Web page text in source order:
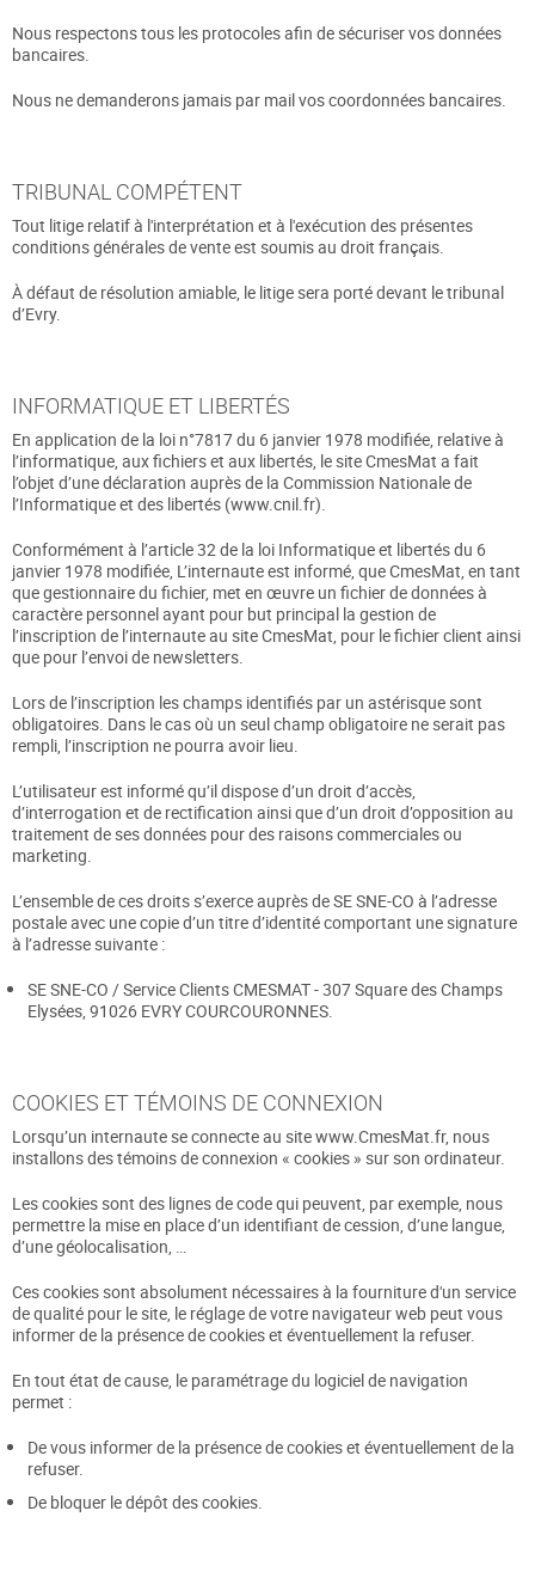
Nous respectons tous les protocoles afin de sécuriser vos données
bancaires.
Nous ne demanderons jamais par mail vos coordonnées bancaires.
TRIBUNAL COMPÉTENT
Tout litige relatif à l'interprétation et à l'exécution des présentes
conditions générales de vente est soumis au droit français.
À défaut de résolution amiable, le litige sera porté devant le tribunal
d’Evry.
INFORMATIQUE ET LIBERTÉS
En application de la loi n°7817 du 6 janvier 1978 modifiée, relative à
l’informatique, aux fichiers et aux libertés, le site CmesMat a fait
l’objet d’une déclaration auprès de la Commission Nationale de
l’Informatique et des libertés (www.cnil.fr).
Conformément à l’article 32 de la loi Informatique et libertés du 6
janvier 1978 modifiée, L’internaute est informé, que CmesMat, en tant
que gestionnaire du fichier, met en œuvre un fichier de données à
caractère personnel ayant pour but principal la gestion de
l’inscription de l’internaute au site CmesMat, pour le fichier client ainsi
que pour l’envoi de newsletters.
Lors de l’inscription les champs identifiés par un astérisque sont
obligatoires. Dans le cas où un seul champ obligatoire ne serait pas
rempli, l’inscription ne pourra avoir lieu.
L’utilisateur est informé qu’il dispose d’un droit d’accès,
d’interrogation et de rectification ainsi que d’un droit d’opposition au
traitement de ses données pour des raisons commerciales ou
marketing.
L’ensemble de ces droits s’exerce auprès de SE SNE-CO à l’adresse
postale avec une copie d’un titre d’identité comportant une signature
à l’adresse suivante :
SE SNE-CO / Service Clients CMESMAT - 307 Square des Champs
Elysées, 91026 EVRY COURCOURONNES.
COOKIES ET TÉMOINS DE CONNEXION
Lorsqu’un internaute se connecte au site www.CmesMat.fr, nous
installons des témoins de connexion « cookies » sur son ordinateur.
Les cookies sont des lignes de code qui peuvent, par exemple, nous
permettre la mise en place d’un identifiant de cession, d’une langue,
d’une géolocalisation, …
Ces cookies sont absolument nécessaires à la fourniture d'un service
de qualité pour le site, le réglage de votre navigateur web peut vous
informer de la présence de cookies et éventuellement la refuser.
En tout état de cause, le paramétrage du logiciel de navigation
permet :
De vous informer de la présence de cookies et éventuellement de la
refuser.
De bloquer le dépôt des cookies.